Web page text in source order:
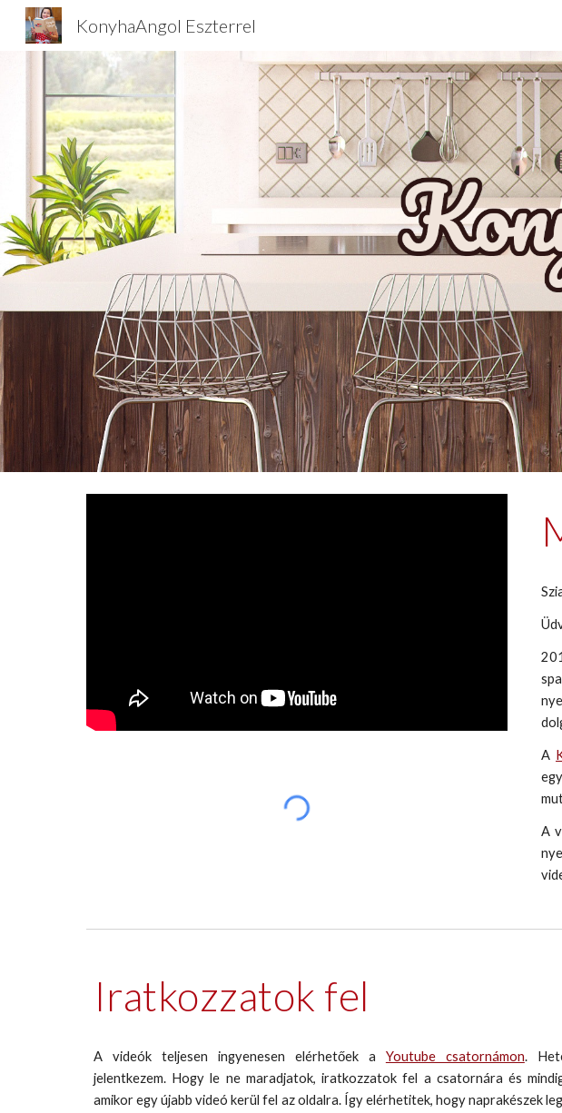
KonyhaAngol Eszterrel
A
A
Iratkozzatok fel
A videók teljesen ingyenesen elérhetőek a Youtube csatornámon.
jelentkezem. Hogy le ne maradjatok, iratkozzatok fel a csatornára és
amikor egy újabb videó kerül fel az oldalra. Így elérhetitek, hogy naprakészek